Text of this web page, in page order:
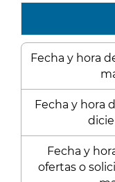
Fecha y hora
Fecha y hora
Fecha y
ofertas o